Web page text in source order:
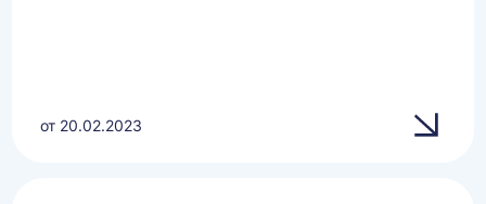
от 20.02.2023